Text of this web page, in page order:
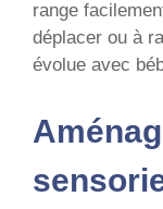
range
déplacer ou à
évolue avec